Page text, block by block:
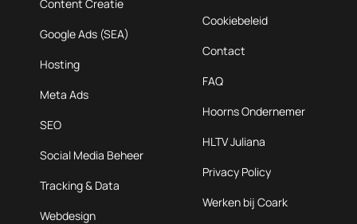
Content Creatie
Google Ads (SEA)
Hosting
Meta Ads
SEO
Social Media Beheer
Tracking & Data
Webdesign
Cookiebeleid
Contact
FAQ
Hoorns Ondernemer
HLTV Juliana
Privacy Policy
Werken bij Coark